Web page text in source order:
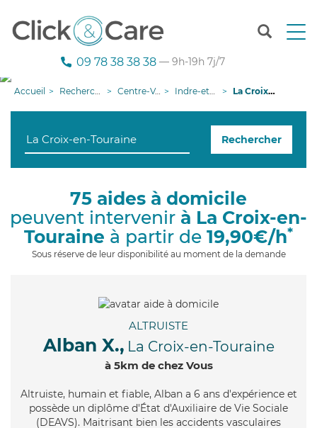
T
n
g
i
09 78 38 38 38 — 9h-19h 7j/7
Accueil Recherche aide à domicile Centre-Val de Loire Indre-et-Loire La Croix-en-Touraine
Rechercher
75 aides à domicile
peuvent intervenir à La Croix-en-
Touraine à partir de 19,90€/h*
Sous réserve de leur disponibilité au moment de la demande
ALTRUISTE
Alban X., La Croix-en-Touraine
à 5km de chez Vous
Altruiste, humain et fiable, Alban a 6 ans d'expérience et
possède un diplôme d'État d'Auxiliaire de Vie Sociale
(DEAVS). Maitrisant bien les accidents vasculaires